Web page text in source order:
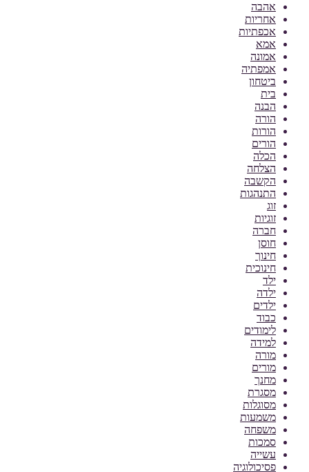
אהבה
אחריות
אכפתיות
אמא
אמונה
אמפתיה
ביטחון
בית
הבנה
הורה
הורות
הורים
הכלה
הצלחה
הקשבה
התנהגות
זוג
זוגיות
חברה
חוסן
חינוך
חינוכית
ילד
ילדה
ילדים
כבוד
לימודים
למידה
מורה
מורים
מחנך
מסגרת
מסוגלות
משמעות
משפחה
סמכות
עשייה
פסיכולוגיה